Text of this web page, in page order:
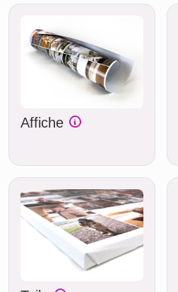
Affiche